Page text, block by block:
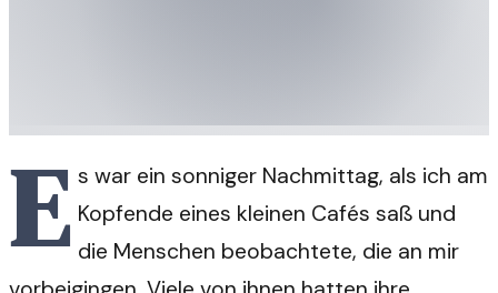
E s war ein sonniger Nachmittag, als ich am
Kopfende eines kleinen Cafés saß und
die Menschen beobachtete, die an mir